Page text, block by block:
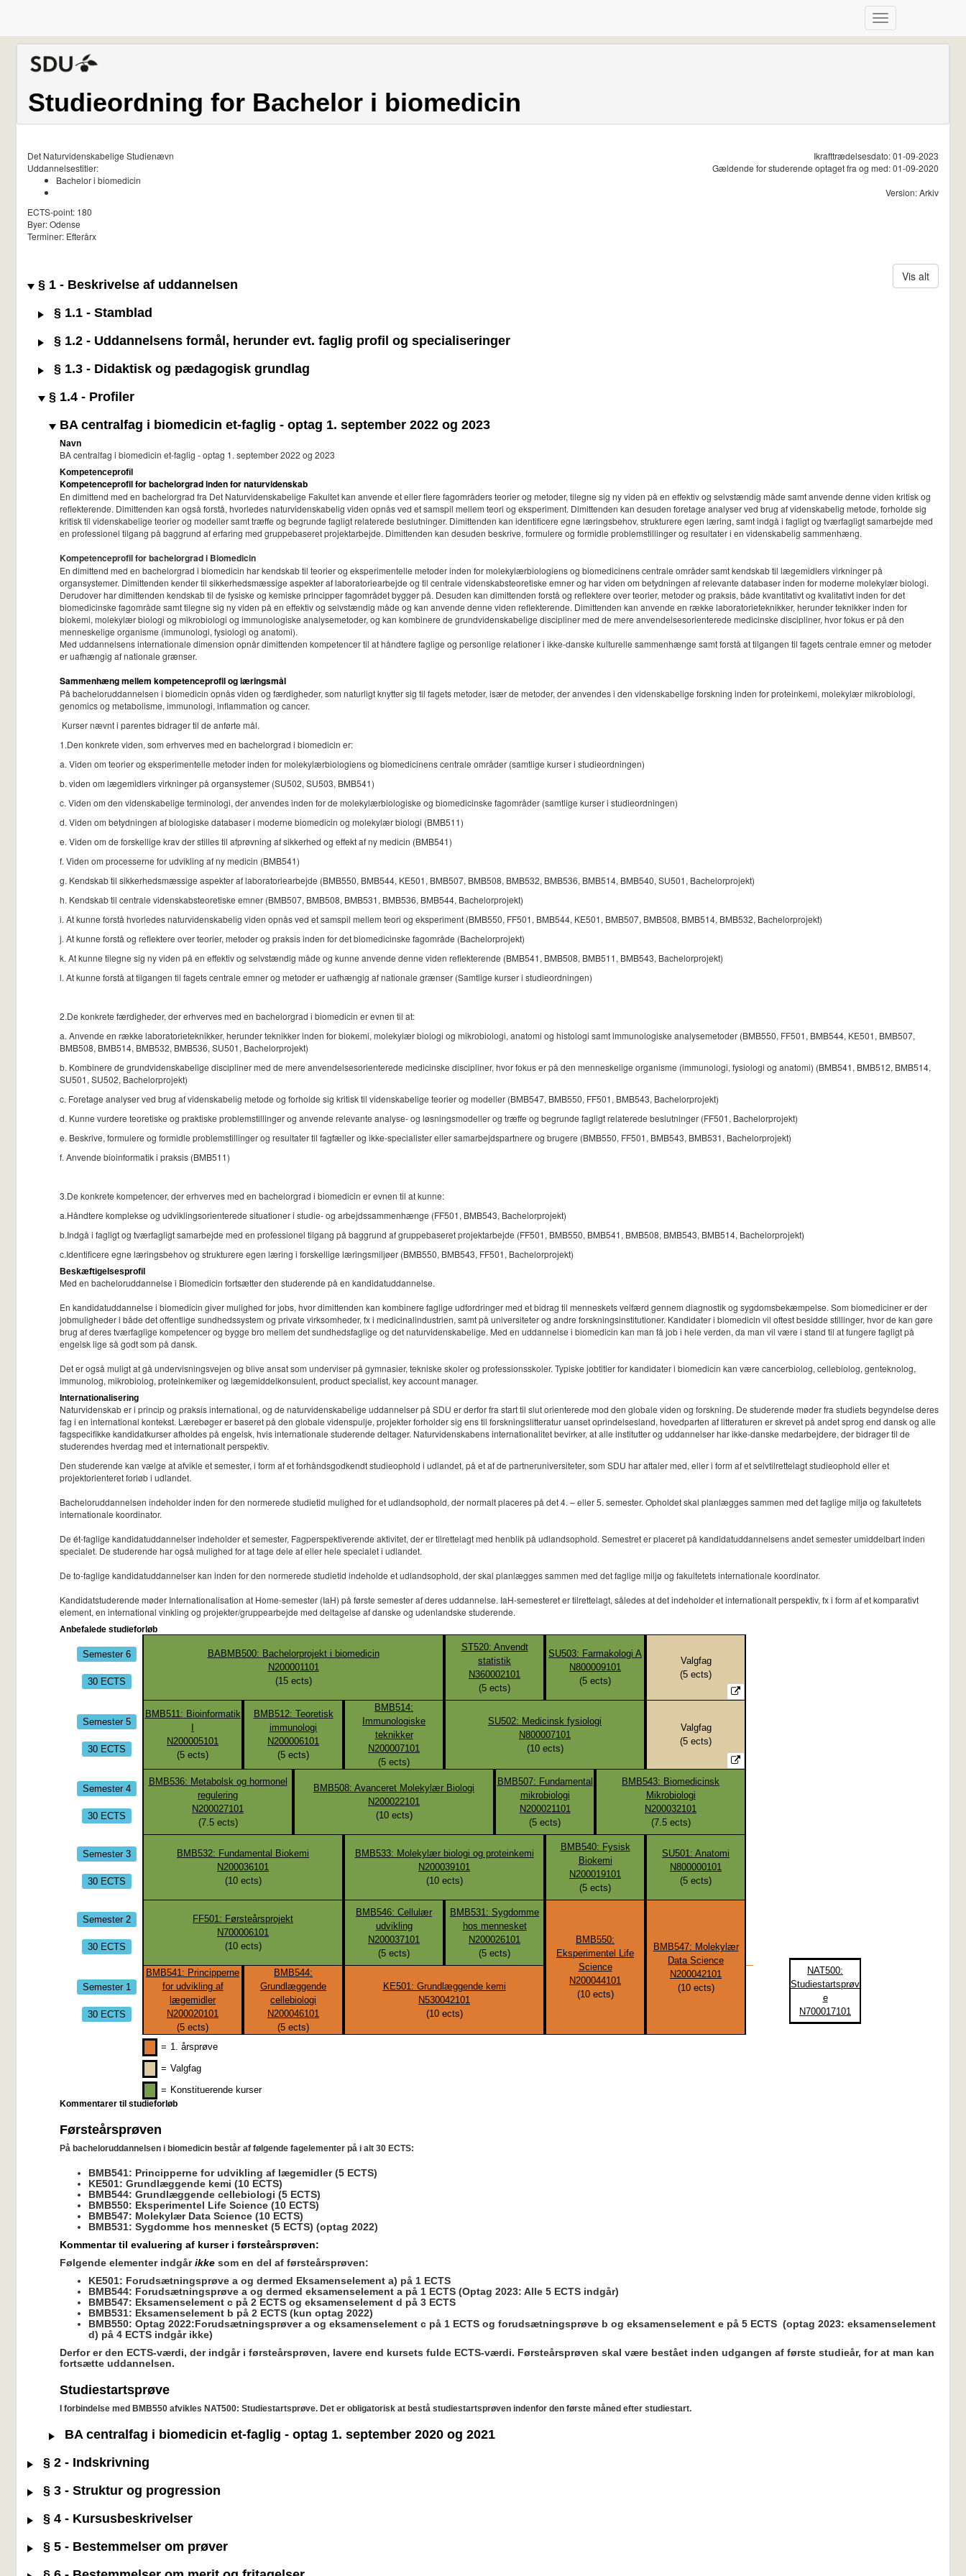
Studieordning for Bachelor i biomedicin
Det Naturvidenskabelige Studienævn
Uddannelsestitler:
Bachelor i biomedicin
ECTS-point: 180
Byer: Odense
Terminer: Efterårx
Ikrafttrædelsesdato: 01-09-2023
Gældende for studerende optaget fra og med: 01-09-2020
Version: Arkiv
Vis alt
§ 1 - Beskrivelse af uddannelsen
§ 1.1 - Stamblad
§ 1.2 - Uddannelsens formål, herunder evt. faglig profil og specialiseringer
§ 1.3 - Didaktisk og pædagogisk grundlag
§ 1.4 - Profiler
BA centralfag i biomedicin et-faglig - optag 1. september 2022 og 2023
Navn
BA centralfag i biomedicin et-faglig - optag 1. september 2022 og 2023
Kompetenceprofil
Kompetenceprofil for bachelorgrad inden for naturvidenskab
En dimittend med en bachelorgrad fra Det Naturvidenskabelige Fakultet kan anvende et eller flere fagområders teorier og metoder, tilegne sig ny viden på en effektiv og selvstændig måde samt anvende denne viden kritisk og
reflekterende. Dimittenden kan også forstå, hvorledes naturvidenskabelig viden opnås ved et samspil mellem teori og eksperiment. Dimittenden kan desuden foretage analyser ved brug af videnskabelig metode, forholde sig
kritisk til videnskabelige teorier og modeller samt træffe og begrunde fagligt relaterede beslutninger. Dimittenden kan identificere egne læringsbehov, strukturere egen læring, samt indgå i fagligt og tværfagligt samarbejde med
en professionel tilgang på baggrund af erfaring med gruppebaseret projektarbejde. Dimittenden kan desuden beskrive, formulere og formidle problemstillinger og resultater i en videnskabelig sammenhæng.
Kompetenceprofil for bachelorgrad i Biomedicin
En dimittend med en bachelorgrad i biomedicin har kendskab til teorier og eksperimentelle metoder inden for molekylærbiologiens og biomedicinens centrale områder samt kendskab til lægemidlers virkninger på
organsystemer. Dimittenden kender til sikkerhedsmæssige aspekter af laboratoriearbejde og til centrale videnskabsteoretiske emner og har viden om betydningen af relevante databaser inden for moderne molekylær biologi.
Derudover har dimittenden kendskab til de fysiske og kemiske principper fagområdet bygger på. Desuden kan dimittenden forstå og reflektere over teorier, metoder og praksis, både kvantitativt og kvalitativt inden for det
biomedicinske fagområde samt tilegne sig ny viden på en effektiv og selvstændig måde og kan anvende denne viden reflekterende. Dimittenden kan anvende en række laboratorieteknikker, herunder teknikker inden for
biokemi, molekylær biologi og mikrobiologi og immunologiske analysemetoder, og kan kombinere de grundvidenskabelige discipliner med de mere anvendelsesorienterede medicinske discipliner, hvor fokus er på den
menneskelige organisme (immunologi, fysiologi og anatomi).
Med uddannelsens internationale dimension opnår dimittenden kompetencer til at håndtere faglige og personlige relationer i ikke-danske kulturelle sammenhænge samt forstå at tilgangen til fagets centrale emner og metoder
er uafhængig af nationale grænser.
Sammenhæng mellem kompetenceprofil og læringsmål
På bacheloruddannelsen i biomedicin opnås viden og færdigheder, som naturligt knytter sig til fagets metoder, især de metoder, der anvendes i den videnskabelige forskning inden for proteinkemi, molekylær mikrobiologi,
genomics og metabolisme, immunologi, inflammation og cancer.
Kurser nævnt i parentes bidrager til de anførte mål.
1.Den konkrete viden, som erhverves med en bachelorgrad i biomedicin er:
a. Viden om teorier og eksperimentelle metoder inden for molekylærbiologiens og biomedicinens centrale områder (samtlige kurser i studieordningen)
b. viden om lægemidlers virkninger på organsystemer (SU502, SU503, BMB541)
c. Viden om den videnskabelige terminologi, der anvendes inden for de molekylærbiologiske og biomedicinske fagområder (samtlige kurser i studieordningen)
d. Viden om betydningen af biologiske databaser i moderne biomedicin og molekylær biologi (BMB511)
e. Viden om de forskellige krav der stilles til afprøvning af sikkerhed og effekt af ny medicin (BMB541)
f. Viden om processerne for udvikling af ny medicin (BMB541)
g. Kendskab til sikkerhedsmæssige aspekter af laboratoriearbejde (BMB550, BMB544, KE501, BMB507, BMB508, BMB532, BMB536, BMB514, BMB540, SU501, Bachelorprojekt)
h. Kendskab til centrale videnskabsteoretiske emner (BMB507, BMB508, BMB531, BMB536, BMB544, Bachelorprojekt)
i. At kunne forstå hvorledes naturvidenskabelig viden opnås ved et samspil mellem teori og eksperiment (BMB550, FF501, BMB544, KE501, BMB507, BMB508, BMB514, BMB532, Bachelorprojekt)
j. At kunne forstå og reflektere over teorier, metoder og praksis inden for det biomedicinske fagområde (Bachelorprojekt)
k. At kunne tilegne sig ny viden på en effektiv og selvstændig måde og kunne anvende denne viden reflekterende (BMB541, BMB508, BMB511, BMB543, Bachelorprojekt)
l. At kunne forstå at tilgangen til fagets centrale emner og metoder er uafhængig af nationale grænser (Samtlige kurser i studieordningen)
2.De konkrete færdigheder, der erhverves med en bachelorgrad i biomedicin er evnen til at:
a. Anvende en række laboratorieteknikker, herunder teknikker inden for biokemi, molekylær biologi og mikrobiologi, anatomi og histologi samt immunologiske analysemetoder (BMB550, FF501, BMB544, KE501, BMB507,
BMB508, BMB514, BMB532, BMB536, SU501, Bachelorprojekt)
b. Kombinere de grundvidenskabelige discipliner med de mere anvendelsesorienterede medicinske discipliner, hvor fokus er på den menneskelige organisme (immunologi, fysiologi og anatomi) (BMB541, BMB512, BMB514,
SU501, SU502, Bachelorprojekt)
c. Foretage analyser ved brug af videnskabelig metode og forholde sig kritisk til videnskabelige teorier og modeller (BMB547, BMB550, FF501, BMB543, Bachelorprojekt)
d. Kunne vurdere teoretiske og praktiske problemstillinger og anvende relevante analyse- og løsningsmodeller og træffe og begrunde fagligt relaterede beslutninger (FF501, Bachelorprojekt)
e. Beskrive, formulere og formidle problemstillinger og resultater til fagfæller og ikke-specialister eller samarbejdspartnere og brugere (BMB550, FF501, BMB543, BMB531, Bachelorprojekt)
f. Anvende bioinformatik i praksis (BMB511)
3.De konkrete kompetencer, der erhverves med en bachelorgrad i biomedicin er evnen til at kunne:
a.Håndtere komplekse og udviklingsorienterede situationer i studie- og arbejdssammenhænge (FF501, BMB543, Bachelorprojekt)
b.Indgå i fagligt og tværfagligt samarbejde med en professionel tilgang på baggrund af gruppebaseret projektarbejde (FF501, BMB550, BMB541, BMB508, BMB543, BMB514, Bachelorprojekt)
c.Identificere egne læringsbehov og strukturere egen læring i forskellige læringsmiljøer (BMB550, BMB543, FF501, Bachelorprojekt)
Beskæftigelsesprofil
Med en bacheloruddannelse i Biomedicin fortsætter den studerende på en kandidatuddannelse.
En kandidatuddannelse i biomedicin giver mulighed for jobs, hvor dimittenden kan kombinere faglige udfordringer med et bidrag til menneskets velfærd gennem diagnostik og sygdomsbekæmpelse. Som biomediciner er der
jobmuligheder i både det offentlige sundhedssystem og private virksomheder, fx i medicinalindustrien, samt på universiteter og andre forskningsinstitutioner. Kandidater i biomedicin vil oftest besidde stillinger, hvor de kan gøre
brug af deres tværfaglige kompetencer og bygge bro mellem det sundhedsfaglige og det naturvidenskabelige. Med en uddannelse i biomedicin kan man få job i hele verden, da man vil være i stand til at fungere fagligt på
engelsk lige så godt som på dansk.
Det er også muligt at gå undervisningsvejen og blive ansat som underviser på gymnasier, tekniske skoler og professionsskoler. Typiske jobtitler for kandidater i biomedicin kan være cancerbiolog, cellebiolog, genteknolog,
immunolog, mikrobiolog, proteinkemiker og lægemiddelkonsulent, product specialist, key account manager.
Internationalisering
Naturvidenskab er i princip og praksis international, og de naturvidenskabelige uddannelser på SDU er derfor fra start til slut orienterede mod den globale viden og forskning. De studerende møder fra studiets begyndelse deres
fag i en international kontekst. Lærebøger er baseret på den globale videnspulje, projekter forholder sig ens til forskningslitteratur uanset oprindelsesland, hovedparten af litteraturen er skrevet på andet sprog end dansk og alle
fagspecifikke kandidatkurser afholdes på engelsk, hvis internationale studerende deltager. Naturvidenskabens internationalitet bevirker, at alle institutter og uddannelser har ikke-danske medarbejdere, der bidrager til de
studerendes hverdag med et internationalt perspektiv.
Den studerende kan vælge at afvikle et semester, i form af et forhåndsgodkendt studieophold i udlandet, på et af de partneruniversiteter, som SDU har aftaler med, eller i form af et selvtilrettelagt studieophold eller et
projektorienteret forløb i udlandet.
Bacheloruddannelsen indeholder inden for den normerede studietid mulighed for et udlandsophold, der normalt placeres på det 4. – eller 5. semester. Opholdet skal planlægges sammen med det faglige miljø og fakultetets
internationale koordinator.
De ét-faglige kandidatuddannelser indeholder et semester, Fagperspektiverende aktivitet, der er tilrettelagt med henblik på udlandsophold. Semestret er placeret på kandidatuddannelsens andet semester umiddelbart inden
specialet. De studerende har også mulighed for at tage dele af eller hele specialet i udlandet.
De to-faglige kandidatuddannelser kan inden for den normerede studietid indeholde et udlandsophold, der skal planlægges sammen med det faglige miljø og fakultetets internationale koordinator.
Kandidatstuderende møder Internationalisation at Home-semester (IaH) på første semester af deres uddannelse. IaH-semesteret er tilrettelagt, således at det indeholder et internationalt perspektiv, fx i form af et komparativt
element, en international vinkling og projekter/gruppearbejde med deltagelse af danske og udenlandske studerende.
Anbefalede studieforløb
Semester 6
30 ECTS
BABMB500: Bachelorprojekt i biomedicin
N200001101
(15ects)
ST520: Anvendt
statistik
N360002101
(5 ects)
SU503: Farmakologi A
N800009101
(5 ects)
Valgfag
(5 ects)
Semester 5
30 ECTS
BMB511: Bioinformatik
N200005101
(5 ects)
BMB512: Teoretisk
immunologi
N200006101
(5 ects)
BMB514:
Immunologiske
teknikker
N200007101
(5 ects)
SU502: Medicinsk fysiologi
N800007101
(10ects)
Valgfag
(5 ects)
Semester 4
30 ECTS
BMB536: Metabolsk og hormonel
regulering
N200027101
(7.5ects)
BMB508: Avanceret Molekylær Biologi
N200022101
(10ects)
BMB507: Fundamental
mikrobiologi
N200021101
(5 ects)
BMB543: Biomedicinsk
Mikrobiologi
N200032101
(7.5ects)
Semester 3
30 ECTS
BMB532: Fundamental Biokemi
N200036101
(10ects)
BMB533: Molekylær biologi og proteinkemi
N200039101
(10ects)
BMB540: Fysisk
Biokemi
N200019101
(5 ects)
SU501: Anatomi
N800000101
(5 ects)
Semester 2
30 ECTS
FF501: Førsteårsprojekt
N700006101
(10ects)
BMB546: Cellulær
udvikling
N200037101
(5 ects)
BMB531: Sygdomme
hos mennesket
N200026101
(5 ects)
BMB550:
Eksperimentel Life
Science
N200044101
(10ects)
BMB547: Molekylær
Data Science
N200042101
(10ects)
Semester 1
30 ECTS
BMB541: Principperne
for udvikling af
lægemidler
N200020101
(5 ects)
BMB544:
Grundlæggende
cellebiologi
N200046101
(5 ects)
KE501: Grundlæggende kemi
N530042101
(10ects)
= 1. årsprøve
= Valgfag
= Konstituerende kurser
NAT500:
Studiestartsprøv
e
N700017101
Kommentarer til studieforløb
Førsteårsprøven
På bacheloruddannelsen i biomedicin består af følgende fagelementer på i alt 30 ECTS:
BMB541: Principperne for udvikling af lægemidler (5 ECTS)
KE501: Grundlæggende kemi (10 ECTS)
BMB544: Grundlæggende cellebiologi (5 ECTS)
BMB550: Eksperimentel Life Science (10 ECTS)
BMB547: Molekylær Data Science (10 ECTS)
BMB531: Sygdomme hos mennesket (5 ECTS) (optag 2022)
Kommentar til evaluering af kurser i førsteårsprøven:
Følgende elementer indgårikke som en del af førsteårsprøven:
KE501: Forudsætningsprøve a og dermed Eksamenselement a) på 1 ECTS
BMB544: Forudsætningsprøve a og dermed eksamenselement a på 1 ECTS (Optag 2023: Alle 5 ECTS indgår)
BMB547: Eksamenselement c på 2 ECTS og eksamenselement d på 3 ECTS
BMB531: Eksamenselement b på 2 ECTS (kun optag 2022)
BMB550: Optag 2022:Forudsætningsprøver a og eksamenselement c på 1 ECTS og forudsætningsprøve b og eksamenselement e på 5 ECTS (optag 2023: eksamenselement
d) på 4 ECTS indgår ikke)
Derfor er den ECTS-værdi, der indgår i førsteårsprøven, lavere end kursets fulde ECTS-værdi. Førsteårsprøven skal være bestået inden udgangen af første studieår, for at man kan
fortsætte uddannelsen.
Studiestartsprøve
I forbindelse med BMB550 afvikles NAT500: Studiestartsprøve. Det er obligatorisk at bestå studiestartsprøven indenfor den første måned efter studiestart.
BA centralfag i biomedicin et-faglig - optag 1. september 2020 og 2021
§ 2 - Indskrivning
§ 3 - Struktur og progression
§ 4 - Kursusbeskrivelser
§ 5 - Bestemmelser om prøver